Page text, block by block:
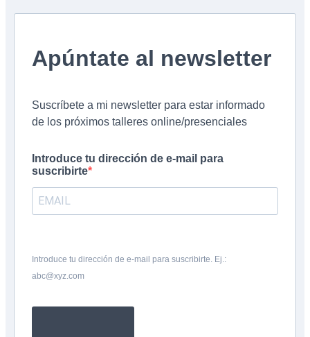
Apúntate al newsletter
Suscríbete a mi newsletter para estar informado
de los próximos talleres online/presenciales
Introduce tu dirección de e-mail para
suscribirte
Introduce tu dirección de e-mail para suscribirte. Ej.:
abc@xyz.com